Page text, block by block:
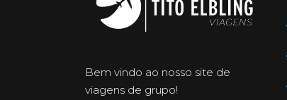
Bem vindo ao nosso site de
viagens de grupo!